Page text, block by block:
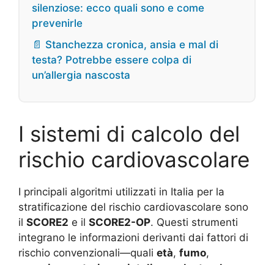
silenziose: ecco quali sono e come
prevenirle
📄 Stanchezza cronica, ansia e mal di
testa? Potrebbe essere colpa di
un’allergia nascosta
I sistemi di calcolo del
rischio cardiovascolare
I principali algoritmi utilizzati in Italia per la
stratificazione del rischio cardiovascolare sono
il SCORE2 e il SCORE2-OP. Questi strumenti
integrano le informazioni derivanti dai fattori di
rischio convenzionali—quali età, fumo,